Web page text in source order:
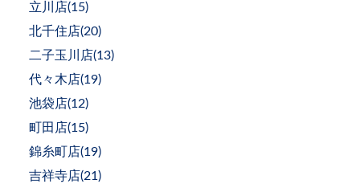
立川店(15)
北千住店(20)
二子玉川店(13)
代々木店(19)
池袋店(12)
町田店(15)
錦糸町店(19)
吉祥寺店(21 )